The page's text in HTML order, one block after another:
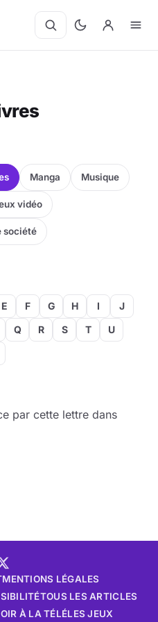
Manga Musique
vidéo
société
E F G H I
J
Q R S T
U
par cette lettre dans
MENTIONS LÉGALES
TOUS LES ARTICLES
À LA TÉLÉLES JEUX